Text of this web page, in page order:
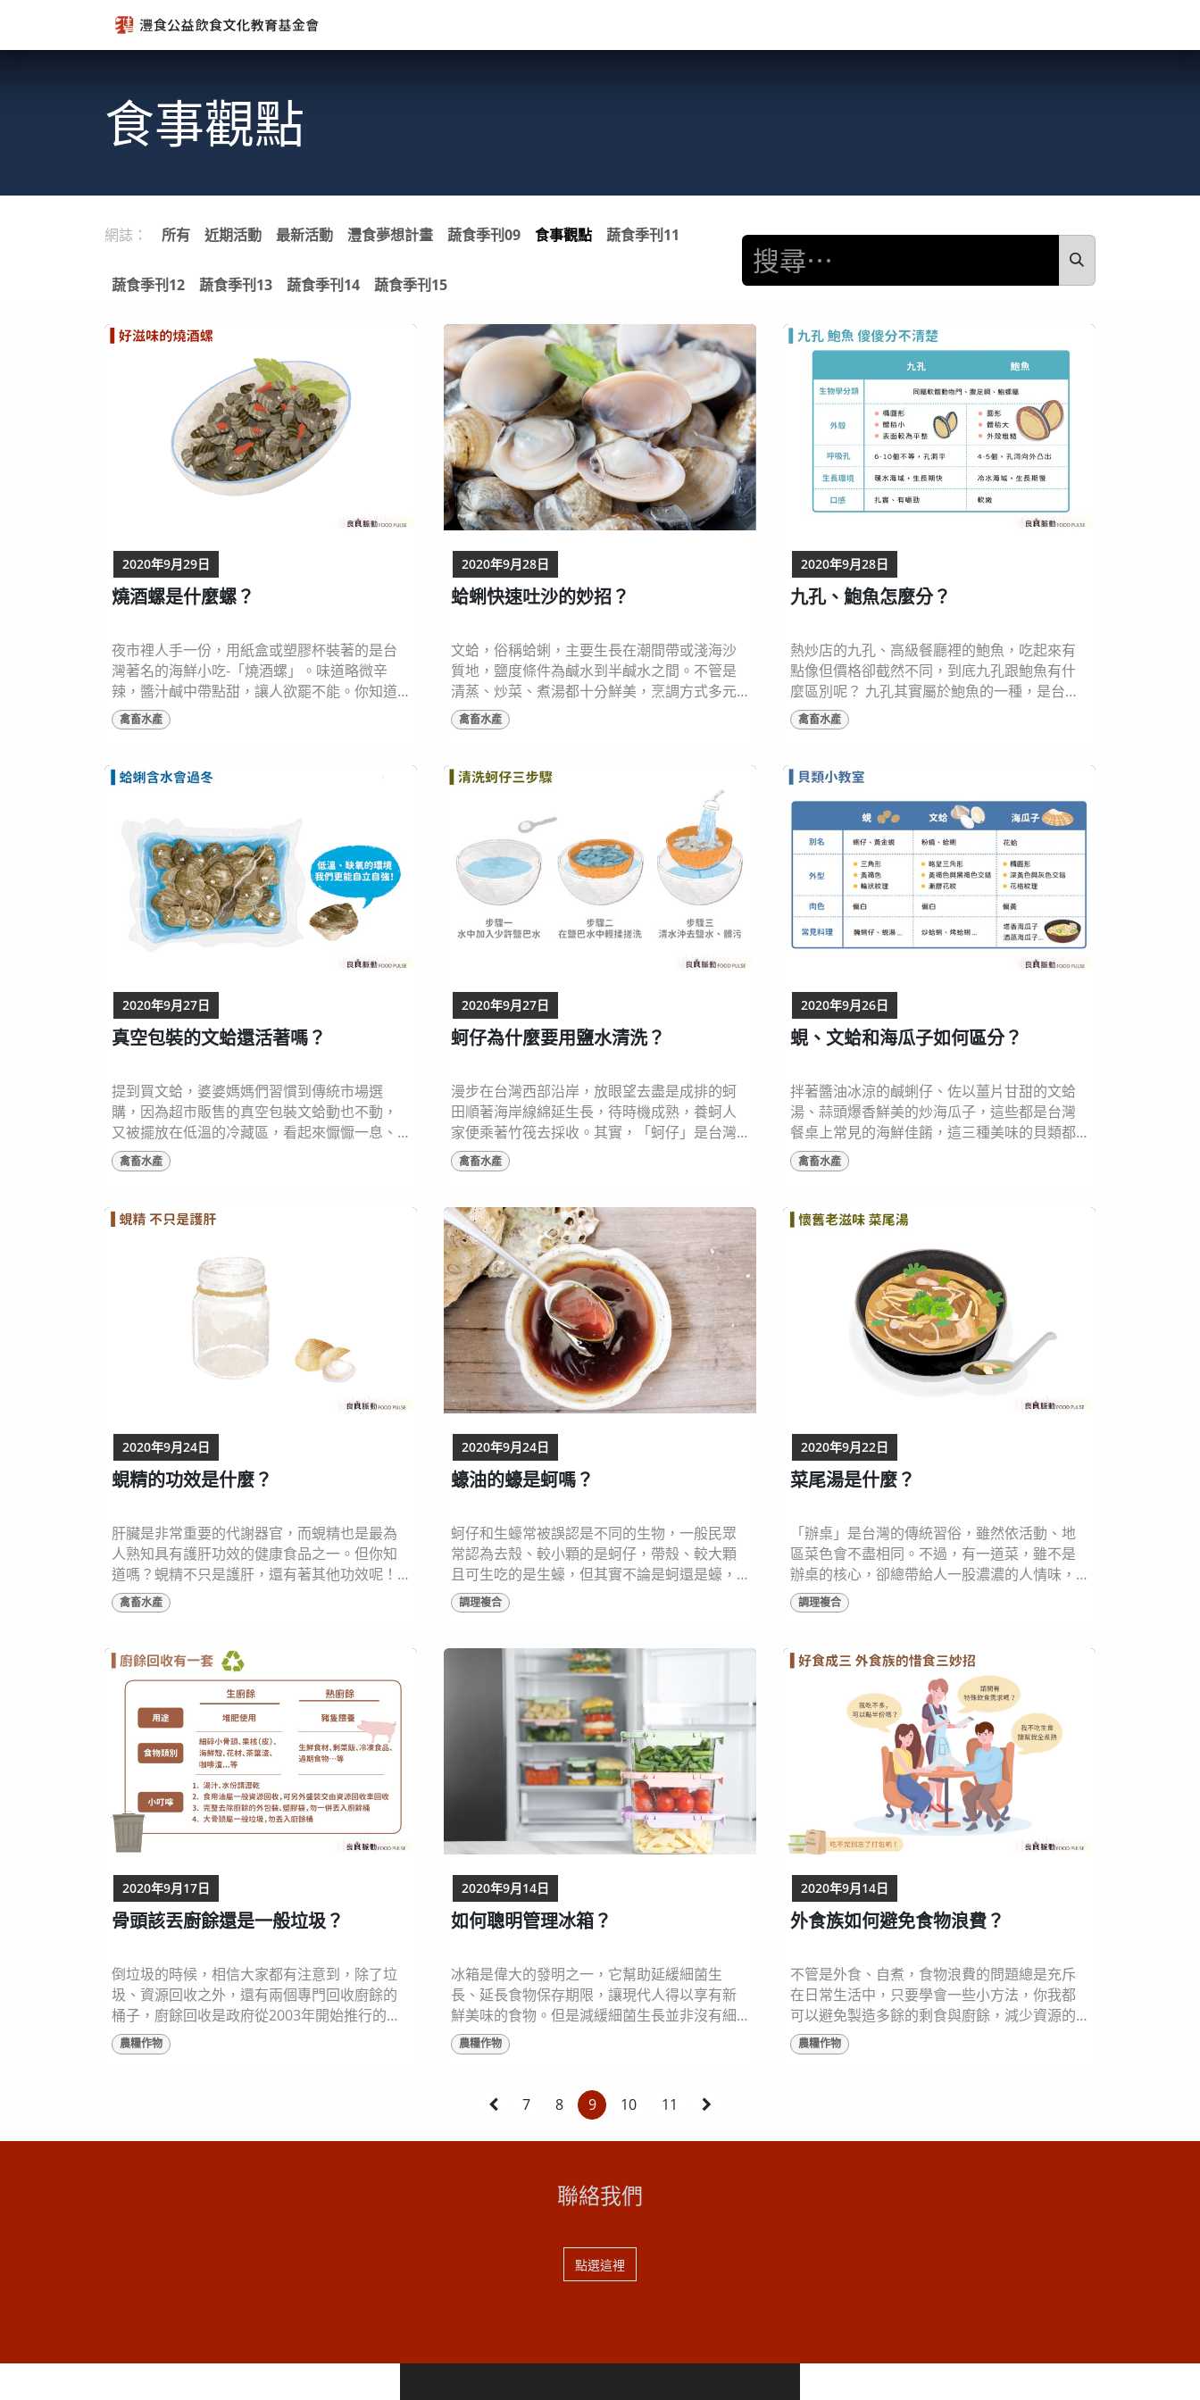
食事觀點
網誌： 所有 近期活動 最新活動 灃食夢想計畫 蔬食季刊09 食事觀點 蔬食季刊11
蔬食季刊12 蔬食季刊13 蔬食季刊14 蔬食季刊15
燒酒螺是什麼螺？
夜市裡人手一份，用紙盒或塑膠杯裝著的是台
灣著名的海鮮小吃-「燒酒螺」。味道略微辛
辣，醬汁鹹中帶點甜，讓人欲罷不能。你知道
常見的美味小吃，用的是哪一種貝類食材嗎？
“燒酒螺”其實是一道料理名稱，使用的貝類食材
類都可以拿來製成燒酒螺。一般而言，最常見
cu...
禽畜水產
2020年9月29日
蛤蜊快速吐沙的妙招？
文蛤，俗稱蛤蜊，主要生長在潮間帶或淺海沙
質地，鹽度條件為鹹水到半鹹水之間。不管是
清蒸、炒菜、煮湯都十分鮮美，烹調方式多元
且採買容易，是台灣料理中常見的海鮮之一。
而在料理文蛤時最讓人困擾的就是吐沙吐不乾
利吐沙、輕鬆完成料理。 文蛤屬於濾食性動
物，透過進、出水管的生理構造進行攝食與呼
吸，常能觀察到的吐沙以及噴水其實就是文蛤
的呼吸運動，每一次呼吸，都會伴隨著沙粒進...
禽畜水產
2020年9月28日
九孔、鮑魚怎麼分？
熱炒店的九孔、高級餐廳裡的鮑魚，吃起來有
點像但價格卻截然不同，到底九孔跟鮑魚有什
麼區別呢？ 九孔其實屬於鮑魚的一種，是台灣
土產鮑魚的俗名！兩者在分類上皆屬軟體動物
門、腹足綱、鮑螺屬，以藻類為食，九孔體型
異。前者生長在暖水海域，生長速度較快，台
長到九個孔表示已成熟；而我們常吃到的鮑魚
生長於冷水海域，大部分是來自國外進口，目...
禽畜水產
2020年9月28日
真空包裝的文蛤還活著嗎？
提到買文蛤，婆婆媽媽們習慣到傳統市場選
購，因為超市販售的真空包裝文蛤動也不動，
又被擺放在低溫的冷藏區，看起來懨懨一息、
好似死掉的樣子，相較之下市場水池裡噴著水
的文蛤則看起來更討喜、新鮮程度更勝真空包
以保存更久，甚至還能增添鮮味！ 真空包裝和
存放溫度。傳統市場以泡水或是裝在網袋中常
溫販售，室溫16-27℃是最適合文蛤活動...
禽畜水產
2020年9月27日
蚵仔為什麼要用鹽水清洗？
漫步在台灣西部沿岸，放眼望去盡是成排的蚵
田順著海岸線綿延生長，待時機成熟，養蚵人
家便乘著竹筏去採收。其實，「蚵仔」是台灣
人特有的閩南語俗稱，正式的名稱是耳熟能詳
的「牡蠣」。 台灣有名的小吃中，往往都有蚵
不能忽略用鹽水清洗的動作，千萬不要小看
「鹽水清洗」這個步驟，它可是會大大影響蚵
仔的美味程度！沖洗用鹽水有一定的比例，最
好是控制在1.5-2%的鹽水中，才能將蚵...
禽畜水產
2020年9月27日
蜆、文蛤和海瓜子如何區分？
拌著醬油冰涼的鹹蜊仔、佐以薑片甘甜的文蛤
湯、蒜頭爆香鮮美的炒海瓜子，這些都是台灣
餐桌上常見的海鮮佳餚，這三種美味的貝類都
有著相似的外型，你能清楚分辨嗎？今天就來
個貝類小教室，只要瞭解以下特點，就能清楚
皆是三角形，不過蜆的體積小，而文蛤體積相
異大，外觀呈現橢圓形，比起蜆與文蛤更加修
長。 而除了形狀的不同，外殼顏色與紋路...
禽畜水產
2020年9月26日
蜆精的功效是什麼？
肝臟是非常重要的代謝器官，而蜆精也是最為
人熟知具有護肝功效的健康食品之一。但你知
道嗎？蜆精不只是護肝，還有著其他功效呢！
趕快一起來了解蜆精的營養素以及健康功效
吧！ 蜆精含有的營養素主要為肝醣、牛磺酸、
能量來源，可以提供熱量與能量，並保持活
力、維持體力！ 牛磺酸可以幫助腦部的神經元
增生以及延長，也具有抗氧化的作用，對於提
神醒腦、提振精神具有一定的效果，也因此...
禽畜水產
2020年9月24日
蠔油的蠔是蚵嗎？
蚵仔和生蠔常被誤認是不同的生物，一般民眾
常認為去殼、較小顆的是蚵仔，帶殼、較大顆
且可生吃的是生蠔，但其實不論是蚵還是蠔，
都是指「牡蠣」。既然如此，為什麼蠔油不叫
蚵油或是牡蠣油呢？這是因為蠔油的起源來自
人稱它為蠔，因此由牡蠣做成的醬汁就稱為蠔
油了。 相傳蠔油的發明是無心插柳柳成蔭的結
果，一位茶館老闆忙碌中忘記鍋中正煮著牡
蠣，直至他想起、慌張地掀開鍋蓋時，發現湯...
調理複合
2020年9月24日
菜尾湯是什麼？
「辦桌」是台灣的傳統習俗，雖然依活動、地
區菜色會不盡相同。不過，有一道菜，雖不是
辦桌的核心，卻總帶給人一股濃濃的人情味，
那就是「菜尾湯」。 在過去，辦桌尚未商業化
的時期，沒有專業的辦桌團隊，需要靠大量街
動的一場熱鬧慶典。從宴席幾天前，親戚朋友
們就開始準備桌椅，宴席當天協助食材處理，
結束還需要幫忙洗碗、清潔。辦桌代表的不僅
僅是傳統的食物美味，更是鄉村聯絡感情、...
調理複合
2020年9月22日
骨頭該丟廚餘還是一般垃圾？
倒垃圾的時候，相信大家都有注意到，除了垃
圾、資源回收之外，還有兩個專門回收廚餘的
桶子，廚餘回收是政府從2003年開始推行的政
策，可以有效減少環境髒亂、垃圾處理負擔，
並達到妥善環境再利用資源的優點。 也許你也
成為堆肥，熟廚餘則是回收後經過高溫蒸煮、
農糧作物
2020年9月17日
如何聰明管理冰箱？
冰箱是偉大的發明之一，它幫助延緩細菌生
長、延長食物保存期限，讓現代人得以享有新
鮮美味的食物。但是減緩細菌生長並非沒有細
菌滋生問題，當冰箱過滿易造成機體耗損，導
致溫度無法維持，容易讓食物腐壞，然而這個
存方式，即可降低因不當保存所引起的食物浪
費。 許多人常為了省時或省錢而一次性購買大
量糧食，最終不論是吃不完或者因忘記而重複
農糧作物
2020年9月14日
外食族如何避免食物浪費？
不管是外食、自煮，食物浪費的問題總是充斥
在日常生活中，只要學會一些小方法，你我都
可以避免製造多餘的剩食與廚餘，減少資源的
浪費。 自煮要防止食物浪費相對容易，只要適
量選購食材，不要買太多，隨時注意冰箱食材
依據三個妙招，就可以有效降低浪費食物的問
農糧作物
2020年9月14日
7 8 9 10 11
聯絡我們
點選這裡